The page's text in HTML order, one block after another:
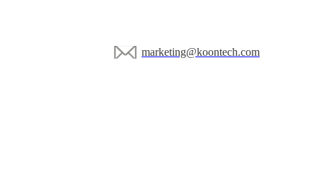
marketing@koontech.com